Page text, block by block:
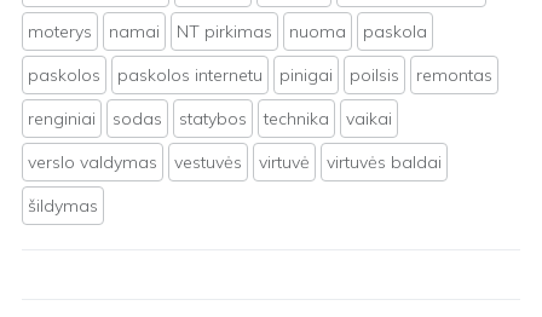
moterys
namai NT pirkimas nuoma
paskola
paskolos
paskolos internetu pinigai poilsis
remontas
renginiai
sodas statybos technika
vaikai
verslo valdymas
vestuvės virtuvė
virtuvės baldai
šildymas